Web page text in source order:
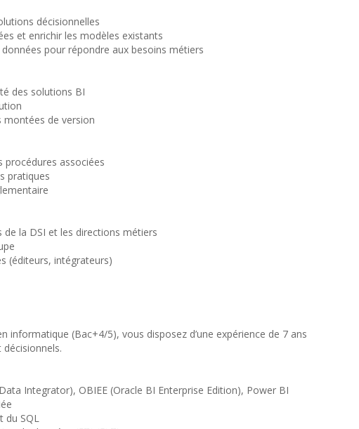
décisionnelles
et enrichir les modèles existants
pour répondre aux besoins métiers
des solutions BI
montées de version
associées
pratiques
la DSI et les directions métiers
(éditeurs, intégrateurs)
informatique (Bac+4/5), vous disposez d’une expérience de 7 ans
Integrator), OBIEE (Oracle BI Enterprise Edition), Power BI
du SQL